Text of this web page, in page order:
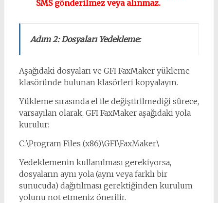
SMS gönderilmez veya alınmaz.
Adım 2: Dosyaları Yedekleme:
Aşağıdaki dosyaları ve GFI FaxMaker yükleme
klasöründe bulunan klasörleri kopyalayın.
Yükleme sırasında el ile değiştirilmediği sürece,
varsayılan olarak, GFI FaxMaker aşağıdaki yola
kurulur:
C:\Program Files (x86)\GFI\FaxMaker\
Yedeklemenin kullanılması gerekiyorsa,
dosyaların aynı yola (aynı veya farklı bir
sunucuda) dağıtılması gerektiğinden kurulum
yolunu not etmeniz önerilir.